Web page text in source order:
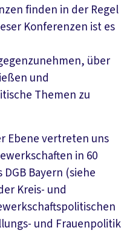
finden in der Regel
Konferenzen ist es
über
und
Themen zu
Ebene vertreten uns
in 60
Bayern (siehe
Kreis- und
und Frauenpolitik